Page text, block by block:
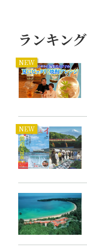
ランキング
NEW
NEW